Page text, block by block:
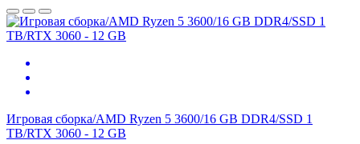
Игровая сборка/AMD Ryzen 5 3600/16 GB DDR4/SSD 1
TB/RTX 3060 - 12 GB